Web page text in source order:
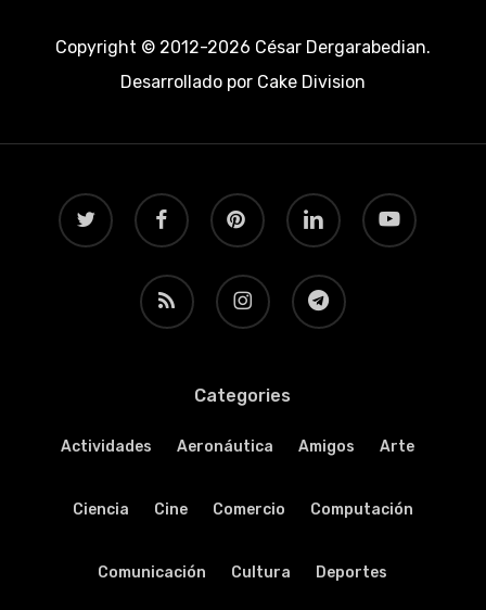
Copyright © 2012-2026 César Dergarabedian.
Desarrollado porCake Division
twitter facebook pinterest linkedin youtube
RSS instagram telegram
Categories
Actividades Aeronáutica Amigos Arte
Ciencia Cine Comercio Computación
Comunicación Cultura Deportes